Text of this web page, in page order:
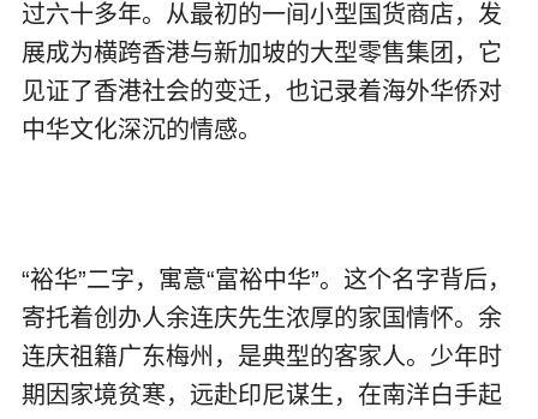
过六十多年。从最初的一间小型国货商店，发
展成为横跨香港与新加坡的大型零售集团，它
见证了香港社会的变迁，也记录着海外华侨对
中华文化深沉的情感。
“裕华”二字，寓意“富裕中华”。这个名字背后，
寄托着创办人余连庆先生浓厚的家国情怀。余
连庆祖籍广东梅州，是典型的客家人。少年时
期因家境贫寒，远赴印尼谋生，在南洋白手起